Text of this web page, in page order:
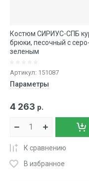
Костюм СИРИУС-СПБ
брюки, песочный с серо-
зеленым
Артикул: 151087
Параметры
4 263 р.
К сравнению
В избранное